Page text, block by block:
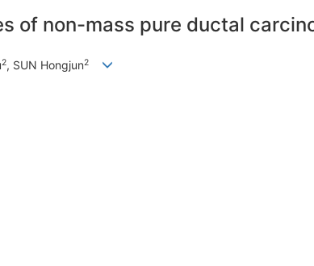
of non-mass pure ductal
2, SUN Hongjun2